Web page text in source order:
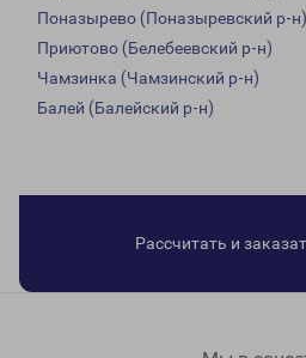
Поназырево (Поназыревский р-н)
Приютово (Белебеевский р-н)
Чамзинка (Чамзинский р-н)
Балей (Балейский р-н)
Рассчитать и